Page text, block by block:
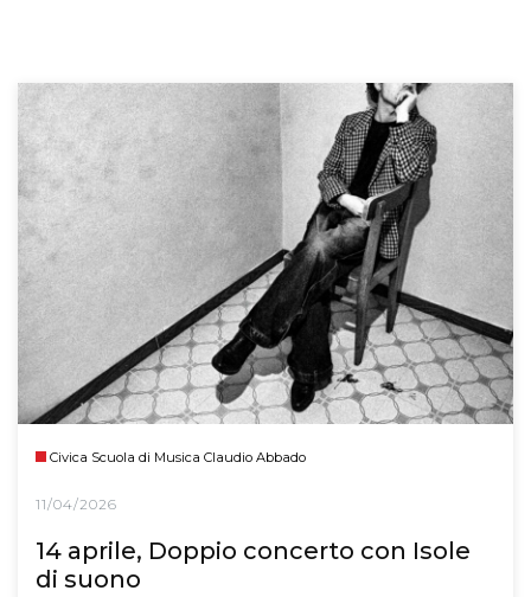
Civica Scuola di Musica Claudio Abbado
11/04/2026
14 aprile, Doppio concerto con Isole
di suono